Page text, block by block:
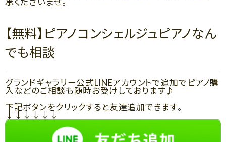
【無料】ピアノコンシェルジュピアノなん
でも相談
グランドギャラリー公式LINEアカウントで追加でピアノ購
入などのご相談も随時お受けしております♪
下記ボタンをクリックすると友達追加できます。
↓↓↓↓↓↓